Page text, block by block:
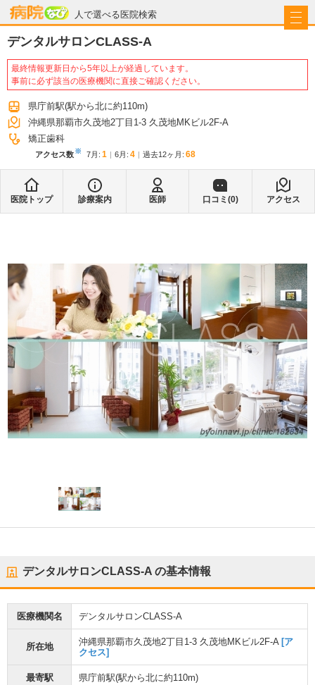
人で選べる医院検索
病院なび
デンタルサロンCLASS-A
最終情報更新日から5年以上が経過しています。
事前に必ず該当の医療機関に直接ご確認ください。
県庁前駅(駅から北に約110m)
沖縄県那覇市久茂地2丁目1-3 久茂地MKビル2F-A
矯正歯科
アクセス数※ 7月 : 1 6月 : 4 過去12ヶ月: 68
医院トップ 診療案内 医師 口コミ(0) アクセス
デンタルサロンCLASS-A の基本情報
医療機関名 デンタルサロンCLASS-A
所在地 沖縄県那覇市久茂地2丁目1-3 久茂地MKビル2F-A [ア
クセス]
最寄駅 県庁前駅(駅から北に約110m)